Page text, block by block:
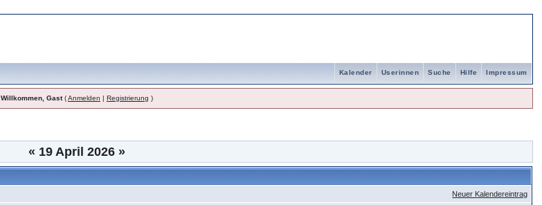
Impressum
Hilfe
Suche
Userinnen
Kalender
Willkommen, Gast(Anmelden | Registrierung )
« 19 April 2026 »
Neuer Kalendereintrag